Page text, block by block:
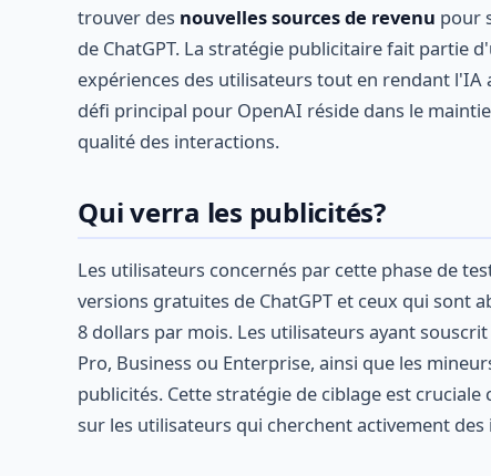
trouver des nouvelles sources de revenu pour
de ChatGPT. La stratégie publicitaire fait partie
expériences des utilisateurs tout en rendant
défi principal pour OpenAI réside dans le
qualité des interactions.
Qui verra les publicités?
Les utilisateurs concernés par cette phase de
versions gratuites de ChatGPT et ceux qui sont
8 dollars par mois. Les utilisateurs ayant
Pro, Business ou Enterprise, ainsi que les
publicités. Cette stratégie de ciblage est
sur les utilisateurs qui cherchent activement